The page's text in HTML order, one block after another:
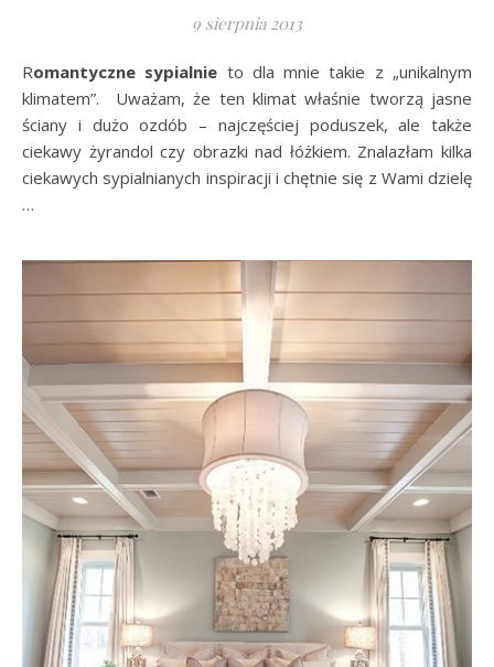
9 sierpnia 2013
Romantyczne sypialnie to dla mnie takie z „unikalnym
klimatem”. Uważam, że ten klimat właśnie tworzą jasne
ściany i dużo ozdób – najczęściej poduszek, ale także
ciekawy żyrandol czy obrazki nad łóżkiem. Znalazłam kilka
ciekawych sypialnianych inspiracji i chętnie się z Wami dzielę
…